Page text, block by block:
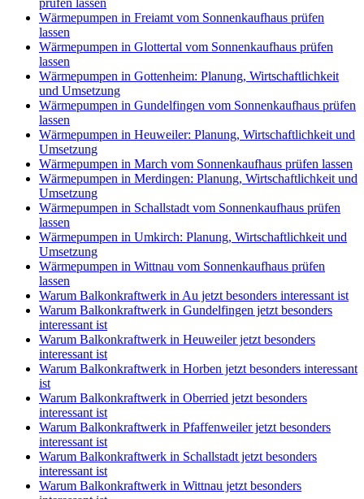
prüfen lassen
Wärmepumpen in Freiamt vom Sonnenkaufhaus prüfen
lassen
Wärmepumpen in Glottertal vom Sonnenkaufhaus prüfen
lassen
Wärmepumpen in Gottenheim: Planung, Wirtschaftlichkeit
und Umsetzung
Wärmepumpen in Gundelfingen vom Sonnenkaufhaus prüfen
lassen
Wärmepumpen in Heuweiler: Planung, Wirtschaftlichkeit und
Umsetzung
Wärmepumpen in March vom Sonnenkaufhaus prüfen lassen
Wärmepumpen in Merdingen: Planung, Wirtschaftlichkeit und
Umsetzung
Wärmepumpen in Schallstadt vom Sonnenkaufhaus prüfen
lassen
Wärmepumpen in Umkirch: Planung, Wirtschaftlichkeit und
Umsetzung
Wärmepumpen in Wittnau vom Sonnenkaufhaus prüfen
lassen
Warum Balkonkraftwerk in Au jetzt besonders interessant ist
Warum Balkonkraftwerk in Gundelfingen jetzt besonders
interessant ist
Warum Balkonkraftwerk in Heuweiler jetzt besonders
interessant ist
Warum Balkonkraftwerk in Horben jetzt besonders interessant
ist
Warum Balkonkraftwerk in Oberried jetzt besonders
interessant ist
Warum Balkonkraftwerk in Pfaffenweiler jetzt besonders
interessant ist
Warum Balkonkraftwerk in Schallstadt jetzt besonders
interessant ist
Warum Balkonkraftwerk in Wittnau jetzt besonders